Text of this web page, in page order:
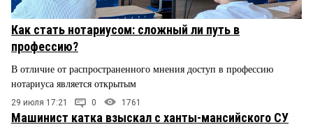
Как стать нотариусом: сложный ли путь в
профессию?
В отличие от распространенного мнения доступ в профессию
нотариуса является открытым
29 июля 17:21 0 1761
Машинист катка взыскал с ханты-мансийского СУ